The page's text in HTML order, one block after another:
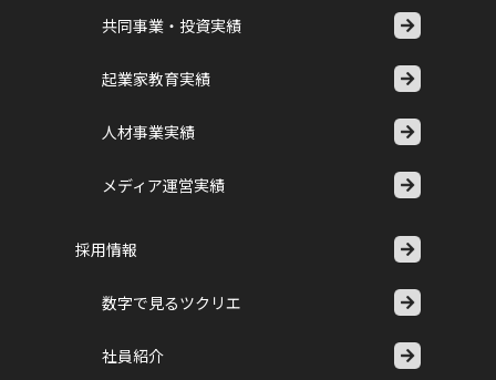
共同事業・投資実績
起業家教育実績
人材事業実績
メディア運営実績
採用情報
数字で見るツクリエ
社員紹介